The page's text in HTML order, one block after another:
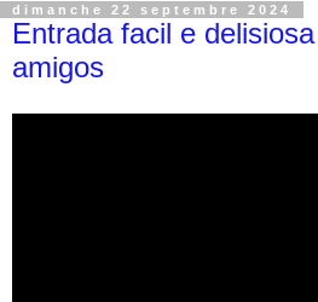
dimanche 22 septembre 2024
Entrada facil e
amigos